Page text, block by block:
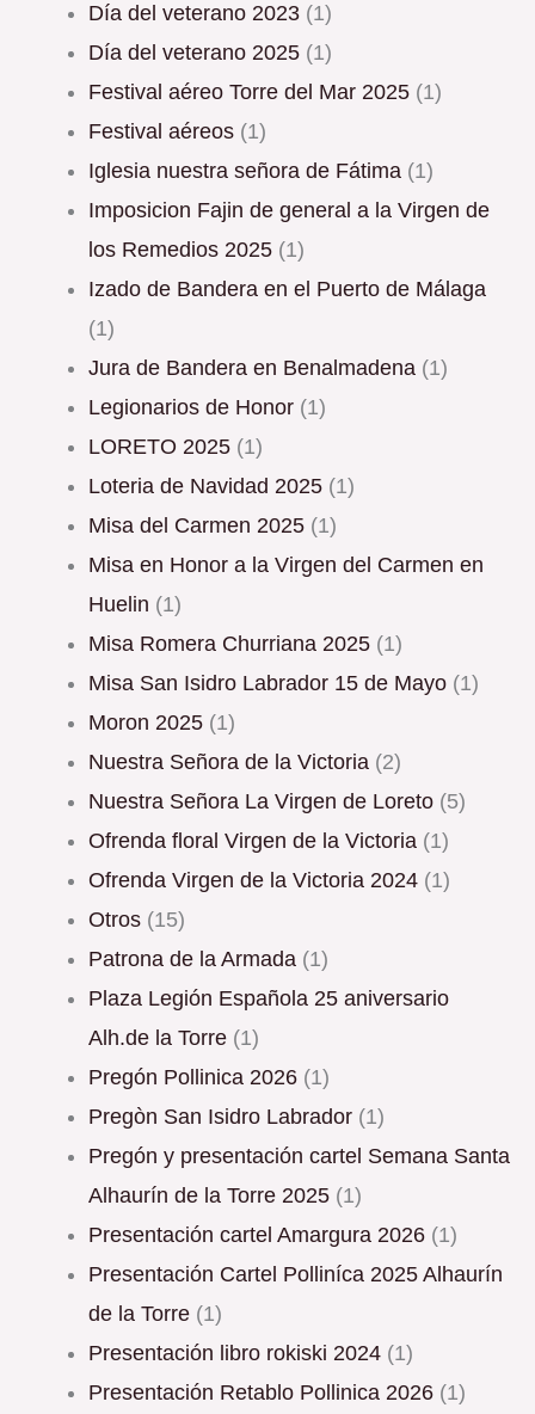
Día del veterano 2023 (1)
Día del veterano 2025 (1)
Festival aéreo Torre del Mar 2025 (1)
Festival aéreos (1)
Iglesia nuestra señora de Fátima (1)
Imposicion Fajin de general a la Virgen de
los Remedios 2025 (1)
Izado de Bandera en el Puerto de Málaga
(1)
Jura de Bandera en Benalmadena (1)
Legionarios de Honor (1)
LORETO 2025 (1)
Loteria de Navidad 2025 (1)
Misa del Carmen 2025 (1)
Misa en Honor a la Virgen del Carmen en
Huelin (1)
Misa Romera Churriana 2025 (1)
Misa San Isidro Labrador 15 de Mayo (1)
Moron 2025 (1)
Nuestra Señora de la Victoria (2)
Nuestra Señora La Virgen de Loreto (5)
Ofrenda floral Virgen de la Victoria (1)
Ofrenda Virgen de la Victoria 2024 (1)
Otros (15)
Patrona de la Armada (1)
Plaza Legión Española 25 aniversario
Alh.de la Torre (1)
Pregón Pollinica 2026 (1)
Pregòn San Isidro Labrador (1)
Pregón y presentación cartel Semana Santa
Alhaurín de la Torre 2025 (1)
Presentación cartel Amargura 2026 (1)
Presentación Cartel Polliníca 2025 Alhaurín
de la Torre (1)
Presentación libro rokiski 2024 (1)
Presentación Retablo Pollinica 2026 (1)